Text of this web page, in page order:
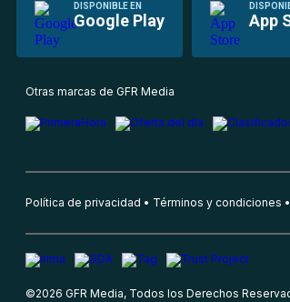
DISPONIBLE EN
Google Play App
Otras marcas de GFR Media
Política de privacidad Términos y condiciones
©2026 GFR Media, Todos los Derechos